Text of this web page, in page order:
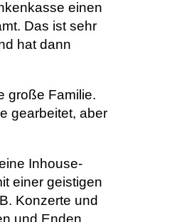
einen
Das ist sehr
hat dann
große Familie.
gearbeitet, aber
Inhouse-
einer geistigen
Konzerte und
und Enden.